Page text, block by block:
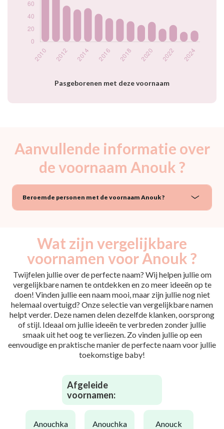
Pasgeborenen met deze voornaam
Popularité du
21
27
16
18
Aanvullende informatie over
de voornaam Anouk ?
Beroemde personen met de voornaam Anouk ?
Wat zijn vergelijkbare
voornamen voor Anouk ?
Twijfelen jullie over de perfecte naam? Wij helpen jullie om
vergelijkbare namen te ontdekken en zo meer ideeën op te
doen! Vinden jullie een naam mooi, maar zijn jullie nog niet
helemaal overtuigd? Onze selectie van vergelijkbare namen
helpt verder. Deze namen delen dezelfde klanken, oorsprong
of stijl. Ideaal om jullie ideeën te verbreden zonder jullie
smaak uit het oog te verliezen. Zo vinden jullie op een
eenvoudige en praktische manier de perfecte naam voor jullie
toekomstige baby!
Afgeleide
voornamen:
anouchka anouchka anouck